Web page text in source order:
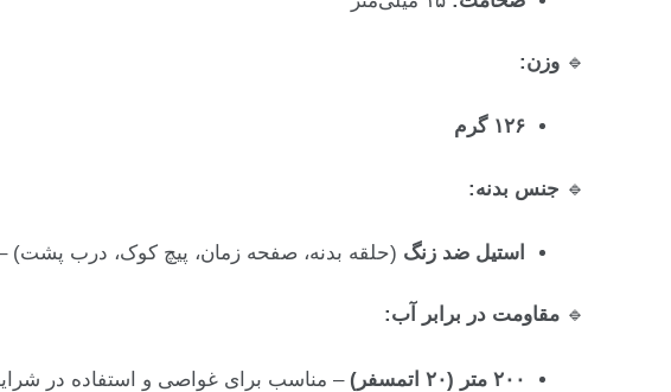
🔹 وزن:
۱۲۶ گرم
🔹 جنس بدنه:
استیل ضد زنگ (حلقه بدنه، صفحه زمان، پیچ کوک، درب پشت) –
🔹 مقاومت در برابر آب:
۲۰۰ متر (۲۰ اتمسفر) – مناسب برای غواصی و استفاده در